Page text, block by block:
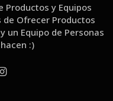
Productos y Equipos
de Ofrecer Productos
un Equipo de Personas
:)